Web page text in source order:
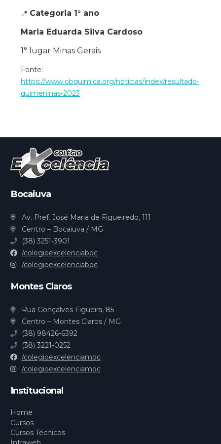
📍 Categoria 1° ano
Maria Eduarda Silva Cardoso
1° lugar Minas Gerais
Fonte:
https://www.obquimica.org/noticias/index/resultado-
quimeninas-2023
Bocaiuva
Av. Pref. José Maria de Figueiredo, 111
Centro – Bocaiuva / MG
(38) 3251-3901
/colegioexcelenciaboc
/colegioexcelenciaboc
Montes Claros
Rua Gonçalves Figueira, 85
Centro – Montes Claros / MG
(38) 98426-6392
(38) 3221-0252
/colegioexcelenciamoc
/colegioexcelenciamoc
Institucional
Home
Cursos
Cursos Técnicos